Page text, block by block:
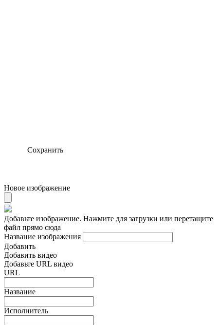
Сохранить
Новое изображение
Добавьте изображение. Нажмите для загрузки или перетащите
файл прямо сюда
Название изображения
Добавить
Добавить видео
Добавьте URL видео
URL
Название
Исполнитель